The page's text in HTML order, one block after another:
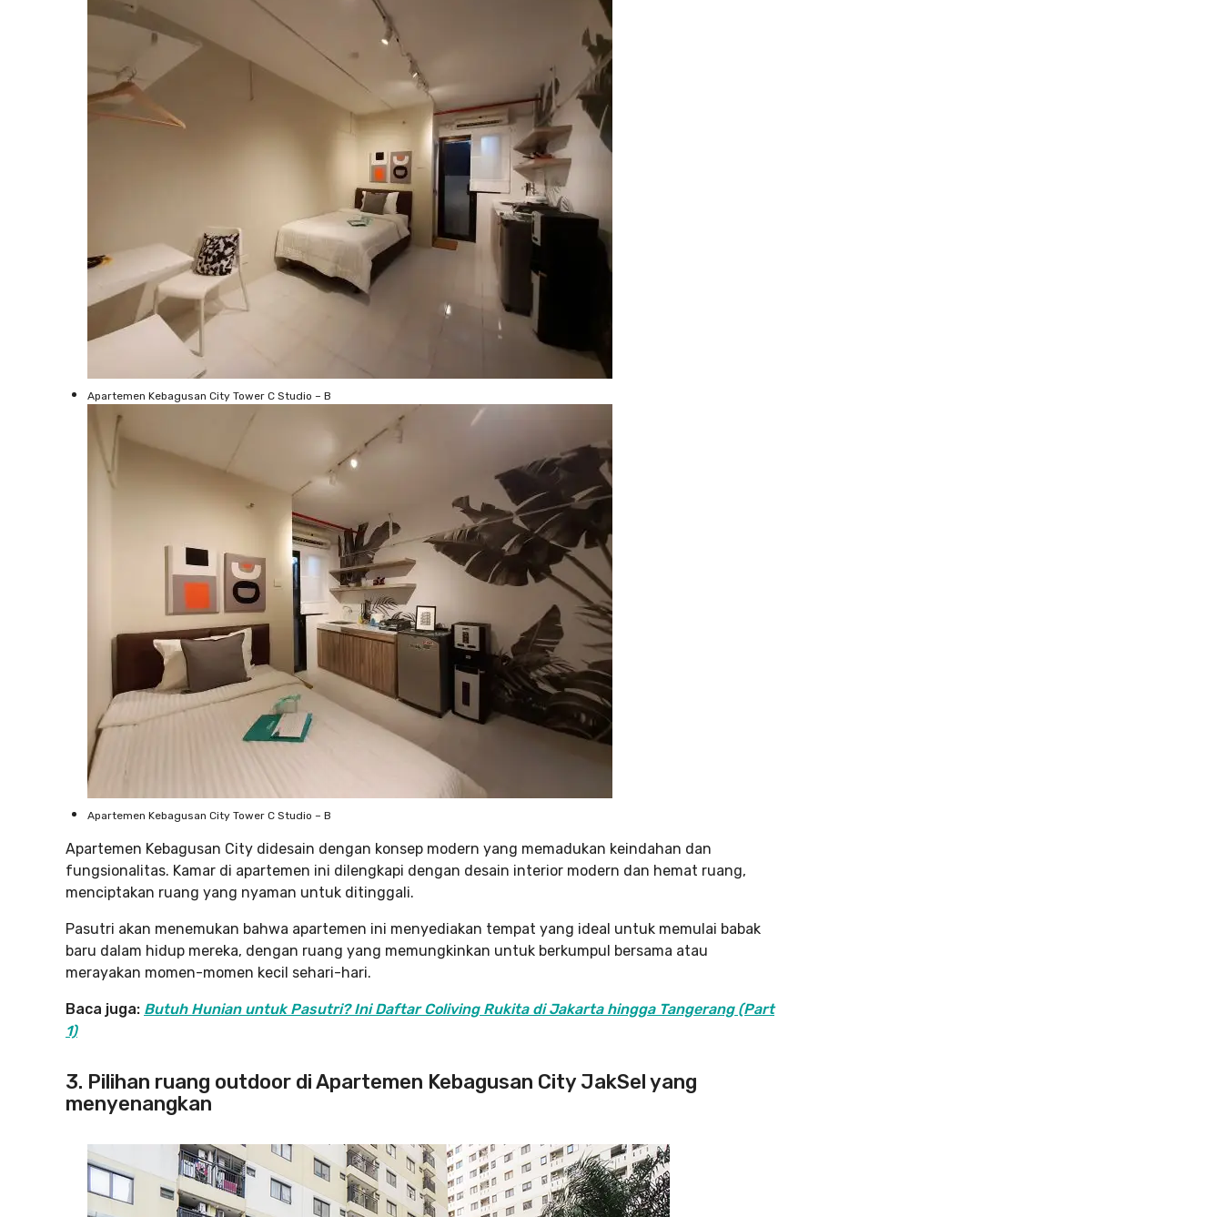
Apartemen Kebagusan City Tower C Studio – B
Apartemen Kebagusan City Tower C Studio – B
Apartemen Kebagusan City didesain dengan konsep modern yang memadukan keindahan dan
fungsionalitas. Kamar di apartemen ini dilengkapi dengan desain interior modern dan hemat ruang,
menciptakan ruang yang nyaman untuk ditinggali.
Pasutri akan menemukan bahwa apartemen ini menyediakan tempat yang ideal untuk memulai babak
baru dalam hidup mereka, dengan ruang yang memungkinkan untuk berkumpul bersama atau
merayakan momen-momen kecil sehari-hari.
Baca juga: Butuh Hunian untuk Pasutri? Ini Daftar Coliving Rukita di Jakarta hingga Tangerang (Part
1)
3. Pilihan ruang outdoor di Apartemen Kebagusan City JakSel yang
menyenangkan